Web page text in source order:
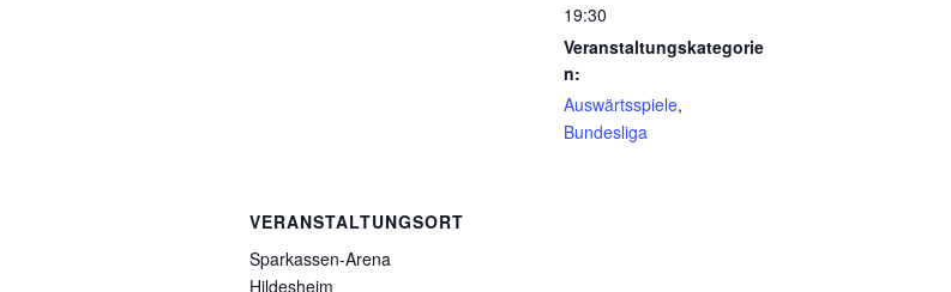
19:30
Veranstaltungskategorie
n:
Auswärtsspiele,
Bundesliga
VERANSTALTUNGSORT
Sparkassen-Arena
Hildesheim